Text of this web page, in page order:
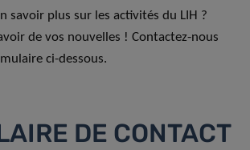
savoir plus sur les activités du LIH ?
de vos nouvelles ! Contactez-nous
ci-dessous.
DE CONTACT